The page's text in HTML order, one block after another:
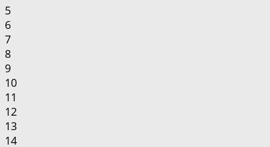
5
6
7
8
9
10
11
12
13
14